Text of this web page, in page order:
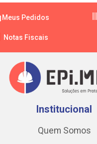
Meus Pedidos
Notas Fiscais
Institucional
Quem Somos